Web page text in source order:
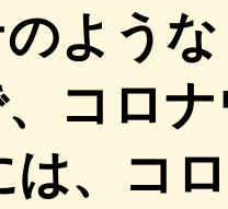
よう
コロ
は、コ